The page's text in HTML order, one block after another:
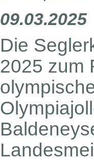
09.03.2025
Die
2025 zum